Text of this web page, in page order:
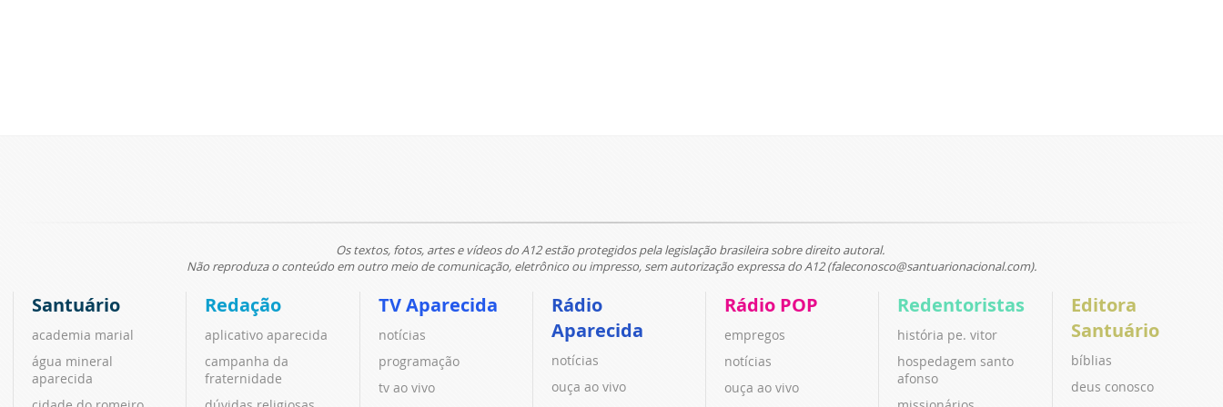
Os textos, fotos, artes e vídeos do A12 estão protegidos pela legislação brasileira sobre direito autoral.
Não reproduza o conteúdo em outro meio de comunicação, eletrônico ou impresso, sem autorização expressa do A12 (faleconosco@santuarionacional.com).
Santuário
academia marial
água mineral
aparecida
Redação
aplicativo aparecida
campanha da
fraternidade
TV Aparecida
notícias
programação
tv ao vivo
Rádio
Aparecida
notícias
ouça ao vivo
Rádio POP
empregos
notícias
ouça ao vivo
Redentoristas
história pe. vitor
hospedagem santo
afonso
Editora
Santuário
bíblias
deus conosco